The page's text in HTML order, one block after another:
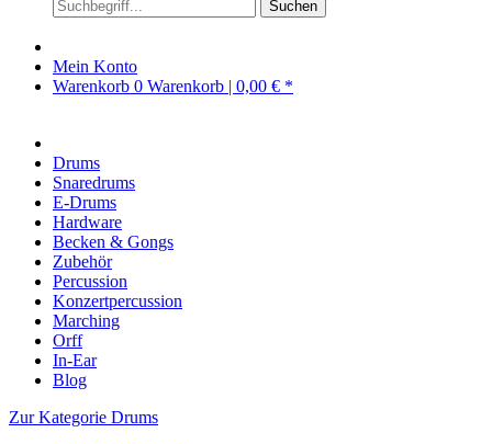
Suchen
Mein Konto
Warenkorb 0 Warenkorb | 0,00 € *
Drums
Snaredrums
E-Drums
Hardware
Becken & Gongs
Zubehör
Percussion
Konzertpercussion
Marching
Orff
In-Ear
Blog
Zur Kategorie Drums